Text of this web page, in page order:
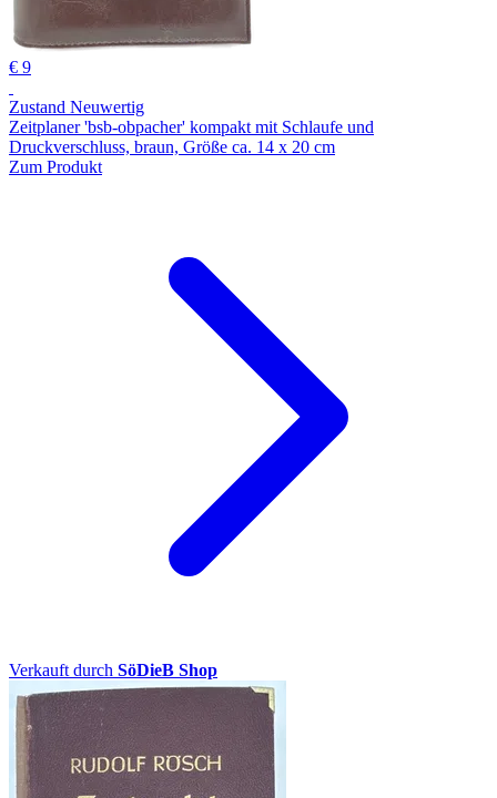
€ 9
Zustand Neuwertig
Zeitplaner 'bsb-obpacher' kompakt mit Schlaufe und
Druckverschluss, braun, Größe ca. 14 x 20 cm
Zum Produkt
Verkauft durch SöDieB Shop